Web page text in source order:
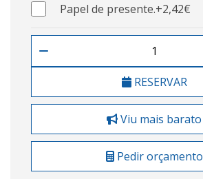
Papel de presente.+2,42€
RESERVAR
Viu mais barato
Pedir orçamento